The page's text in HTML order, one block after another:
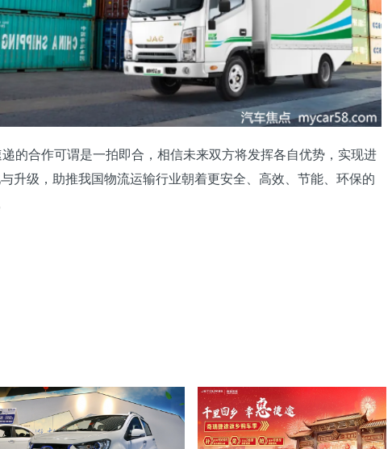
合作可谓是一拍即合，相信未来双方将发挥各自优势，实现进
升级，助推我国物流运输行业朝着更安全、高效、节能、环保的